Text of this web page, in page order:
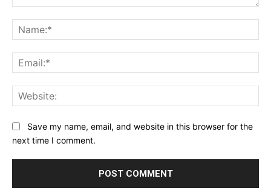
Save my name, email, and website in this browser for the
next time I comment.